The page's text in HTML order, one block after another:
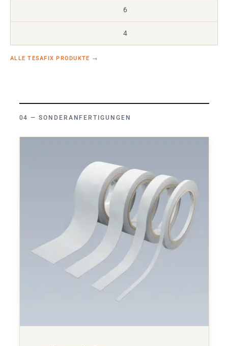
6
4
ALLE TESAFIX PRODUKTE →
SONDERANFERTIGUNGEN